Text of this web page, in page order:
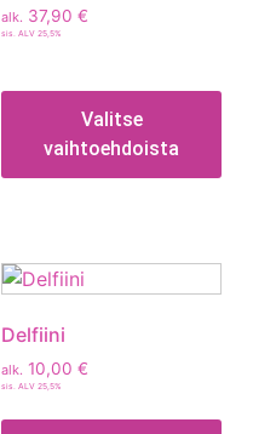
alk. 37,90 €
sis. ALV 25,5%
Valitse
vaihtoehdoista
Delfiini
alk. 10,00 €
sis. ALV 25,5%